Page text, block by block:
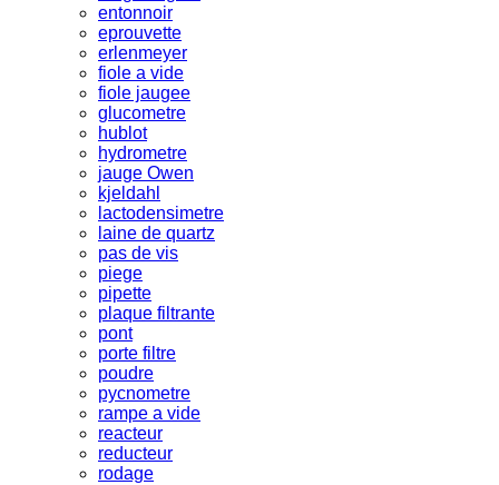
entonnoir
eprouvette
erlenmeyer
fiole a vide
fiole jaugee
glucometre
hublot
hydrometre
jauge Owen
kjeldahl
lactodensimetre
laine de quartz
pas de vis
piege
pipette
plaque filtrante
pont
porte filtre
poudre
pycnometre
rampe a vide
reacteur
reducteur
rodage